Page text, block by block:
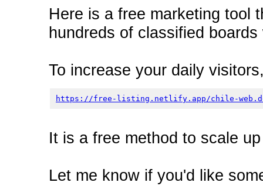
Here is a free marketing tool
hundreds of classified
To increase your daily
https://free-listing.netlify.app/chile-
It is a free method to scale
Let me know if you'd like